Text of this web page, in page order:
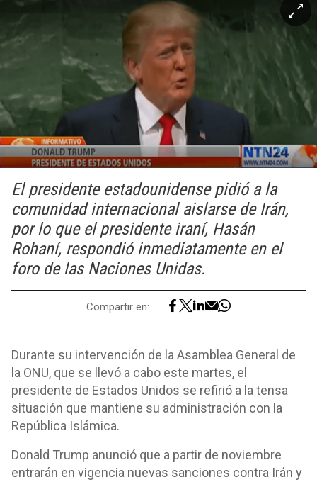
El presidente estadounidense pidió a la
comunidad internacional aislarse de Irán,
por lo que el presidente iraní, Hasán
Rohaní, respondió inmediatamente en el
foro de las Naciones Unidas.
Compartir en:
Durante su intervención de la Asamblea General de
la ONU, que se llevó a cabo este martes, el
presidente de Estados Unidos se refirió a la tensa
situación que mantiene su administración con la
República Islámica.
Donald Trump anunció que a partir de noviembre
entrarán en vigencia nuevas sanciones contra Irán y